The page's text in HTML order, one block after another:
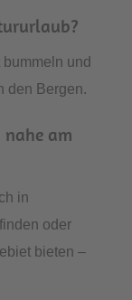
und
den Bergen.
nahe am
in
oder
bieten –